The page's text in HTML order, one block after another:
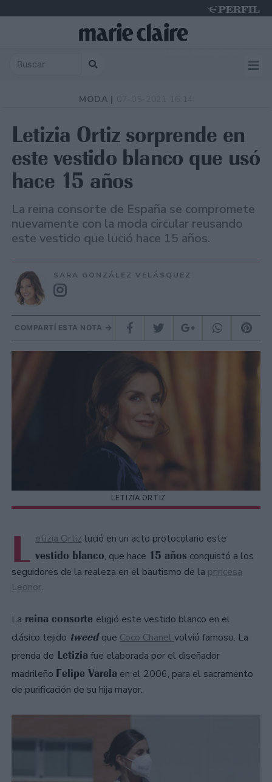
MODA |
Letizia Ortiz sorprende en
este vestido blanco que usó
hace 15 años
La reina consorte de España se compromete
nuevamente con la moda circular reusando
este vestido que lució hace 15 años.
SARA GONZÁLEZ VELÁSQUEZ
COMPARTÍ ESTA NOTA
LETIZIA ORTIZ
L etizia Ortiz lució en un acto protocolario este
vestido blanco, que hace 15 años conquistó a los
seguidores de la realeza en el bautismo de la princesa
Leonor.
La reina consorte eligió este vestido blanco en el
clásico tejido tweedque Coco Chanel volvió famoso. La
prenda de Letizia fue elaborada por el diseñador
madrileño Felipe Varela en el 2006, para el sacramento
de purificación de su hija mayor.